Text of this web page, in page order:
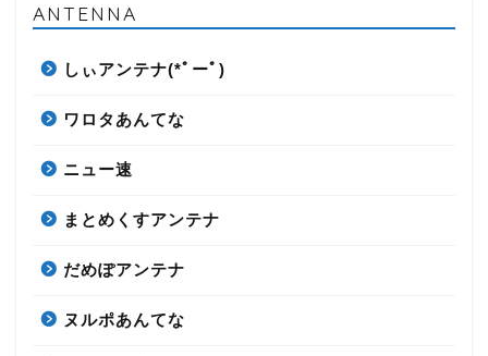
ANTENNA
しぃアンテナ(*ﾟーﾟ)
ワロタあんてな
ニュー速
まとめくすアンテナ
だめぽアンテナ
ヌルポあんてな